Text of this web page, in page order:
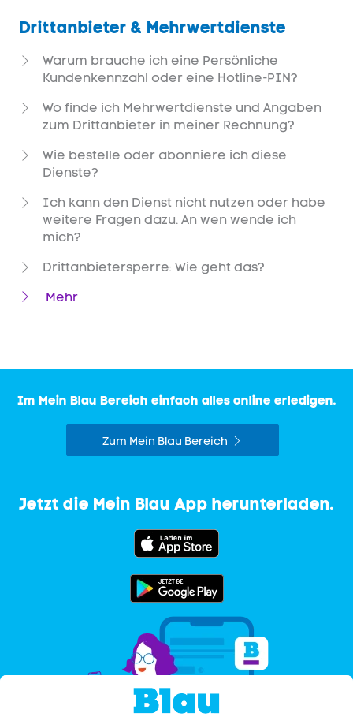
Drittanbieter & Mehrwertdienste
Warum brauche ich eine Persönliche
Kundenkennzahl oder eine Hotline-PIN?
Wo finde ich Mehrwertdienste und Angaben
zum Drittanbieter in meiner Rechnung?
Wie bestelle oder abonniere ich diese
Dienste?
Ich kann den Dienst nicht nutzen oder habe
weitere Fragen dazu. An wen wende ich
mich?
Drittanbietersperre: Wie geht das?
Mehr
Im Mein Blau Bereich einfach alles online erledigen.
Zum Mein Blau Bereich
Jetzt die Mein Blau App herunterladen.